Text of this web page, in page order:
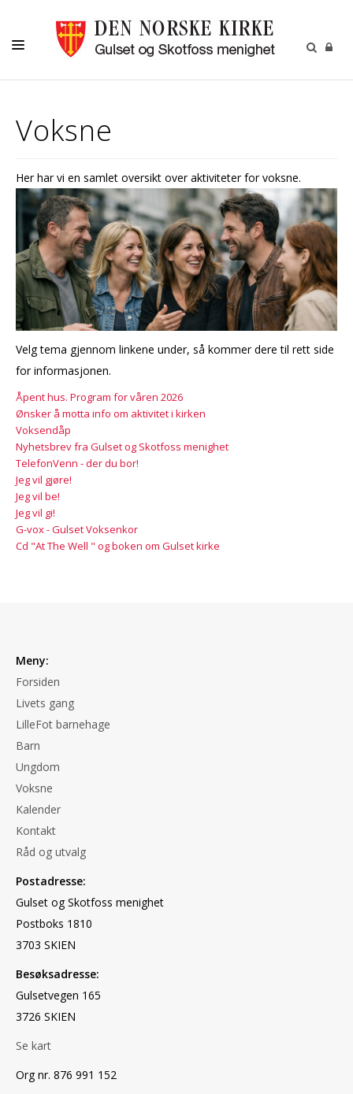
LILLEFOT BARNEHAGE
UNGDOM
VOKSNE
KALENDER
KONTAKT
RÅD OG UTVALG
Voksne
Her har vi en samlet oversikt over aktiviteter for voksne.
Velg tema gjennom linkene under, så kommer dere til rett side
for informasjonen.
Åpent hus. Program for våren 2026
Ønsker å motta info om aktivitet i kirken
Voksendåp
Nyhetsbrev fra Gulset og Skotfoss menighet
TelefonVenn - der du bor!
Jeg vil gjøre!
Jeg vil be!
Jeg vil gi!
G-vox - Gulset Voksenkor
Cd "At The Well " og boken om Gulset kirke
Meny:
Forsiden
Livets gang
LilleFot barnehage
Barn
Ungdom
Voksne
Kalender
Kontakt
Råd og utvalg
Postadresse:
Gulset og Skotfoss menighet
Postboks 1810
3703 SKIEN
Besøksadresse:
Gulsetvegen 165
3726 SKIEN
Se kart
Org nr. 876 991 152